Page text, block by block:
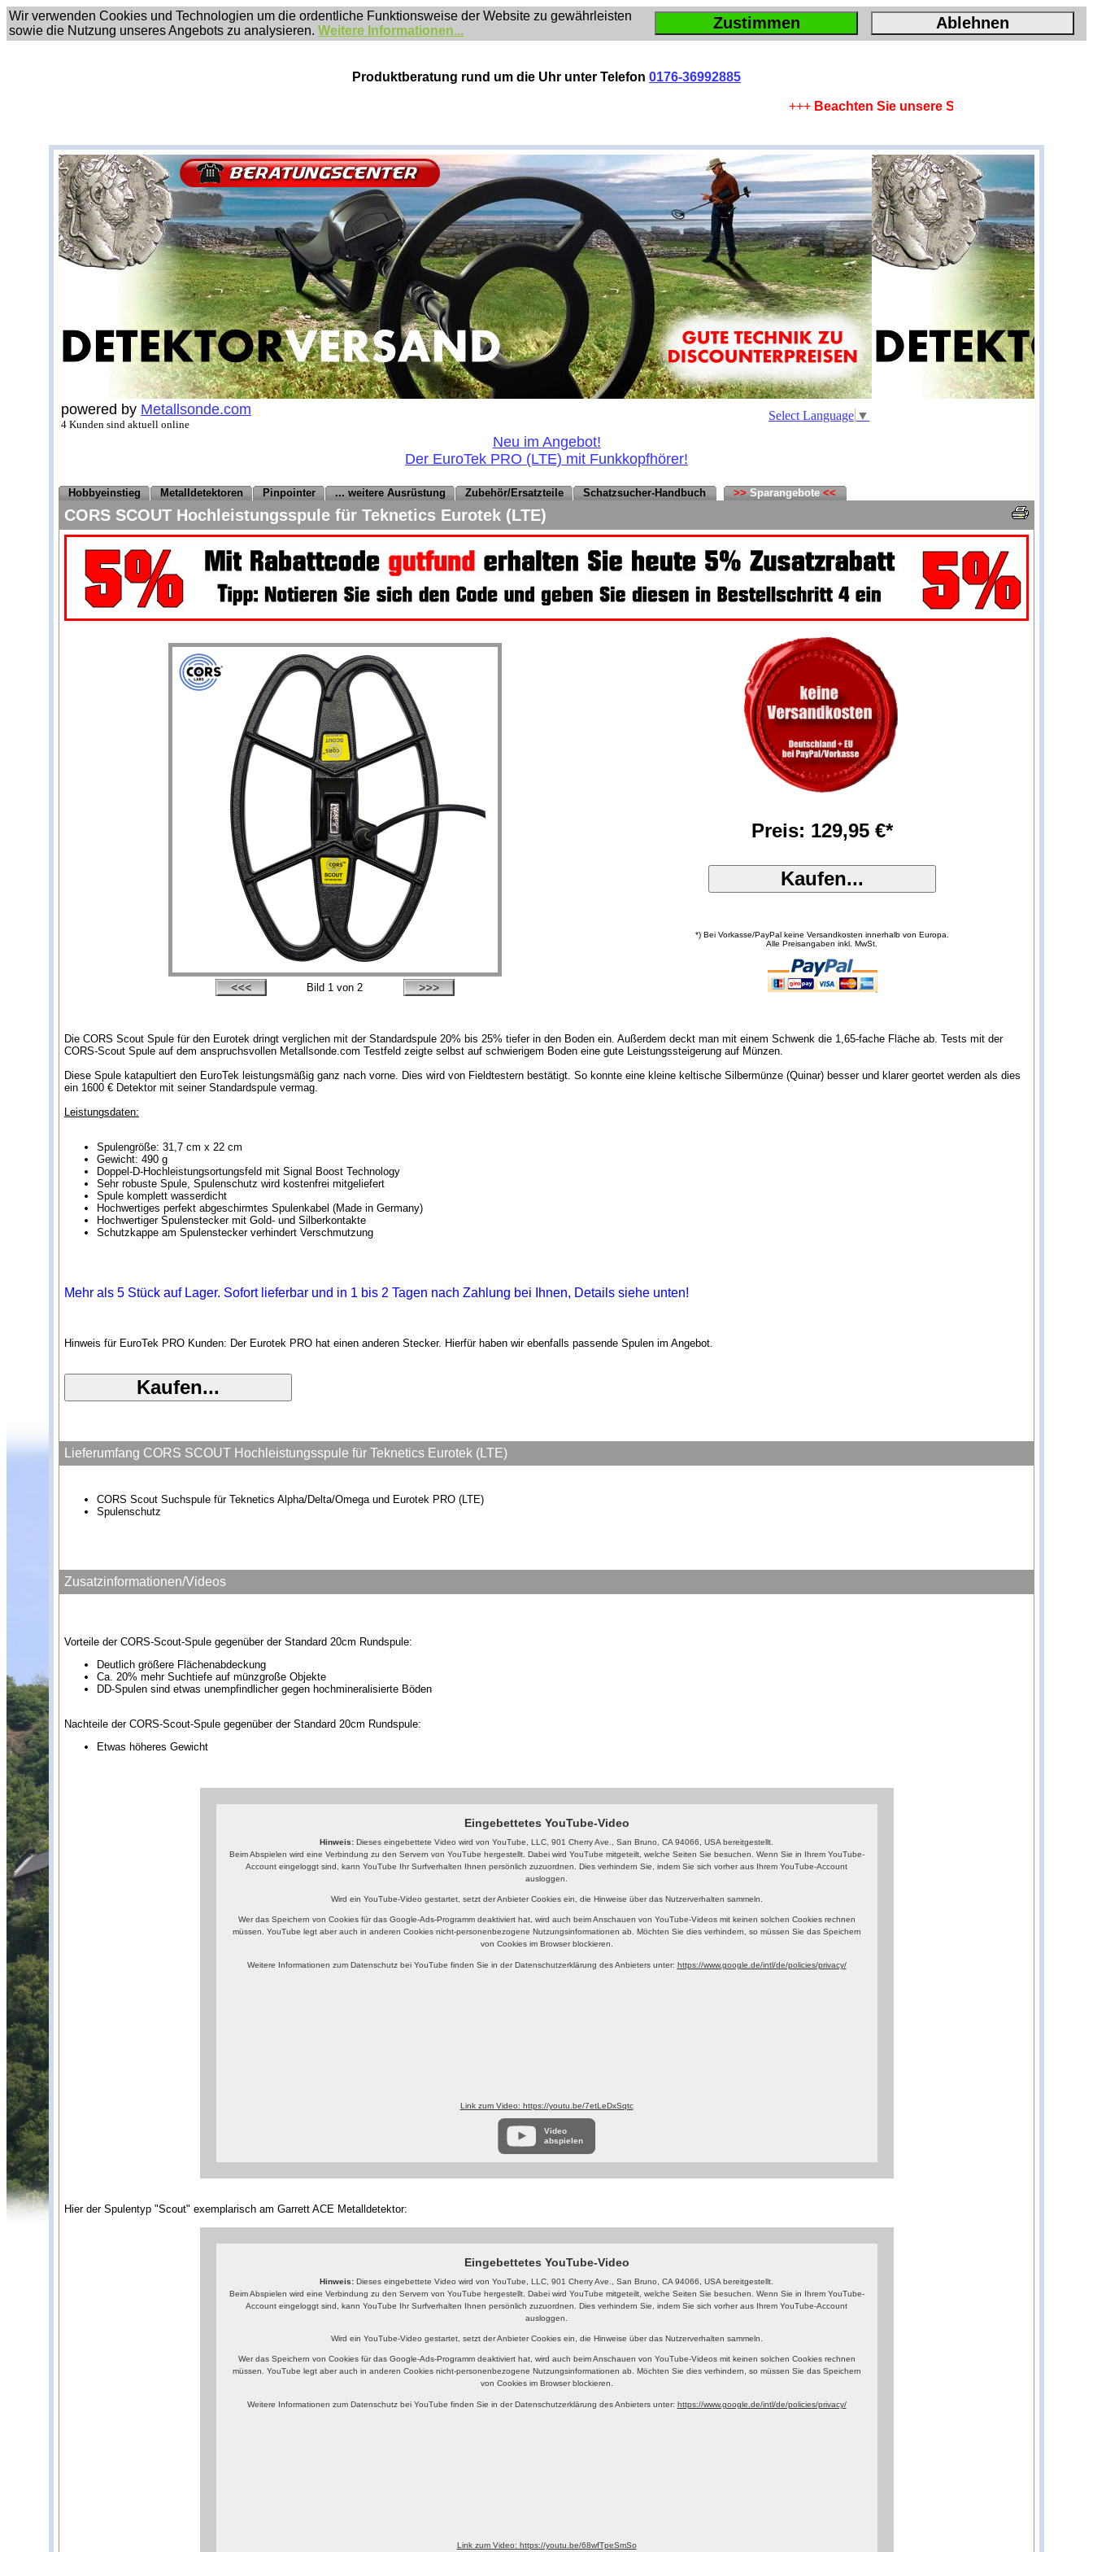
Wir verwenden Cookies und Technologien um die ordentliche Funktionsweise der Website zu gewährleisten
sowie die Nutzung unseres Angebots zu analysieren. Weitere Informationen... Zustimmen Ablehnen
Produktberatung rund um die Uhr unter Telefon 0176-36992885
Beachten Sie unsere Sparangebote !
powered by Metallsonde.com
4 Kunden sind aktuell online
Select Language ▼
Neu im Angebot!
Der EuroTek PRO (LTE) mit Funkkopfhörer!
Hobbyeinstieg Metalldetektoren Pinpointer ... weitere Ausrüstung Zubehör/Ersatzteile Schatzsucher-Handbuch >> Sparangebote <<
CORS SCOUT Hochleistungsspule für Teknetics Eurotek (LTE)
Bild 1 von 2
Preis: 129,95 €*
*) Bei Vorkasse/PayPal keine Versandkosten innerhalb von Europa.
Alle Preisangaben inkl. MwSt.
Die CORS Scout Spule für den Eurotek dringt verglichen mit der Standardspule 20% bis 25% tiefer in den Boden ein. Außerdem deckt man mit einem Schwenk die 1,65-fache Fläche ab. Tests mit der
CORS-Scout Spule auf dem anspruchsvollen Metallsonde.com Testfeld zeigte selbst auf schwierigem Boden eine gute Leistungssteigerung auf Münzen.
Diese Spule katapultiert den EuroTek leistungsmäßig ganz nach vorne. Dies wird von Fieldtestern bestätigt. So konnte eine kleine keltische Silbermünze (Quinar) besser und klarer geortet werden als dies
ein 1600 € Detektor mit seiner Standardspule vermag.
Leistungsdaten:
Spulengröße: 31,7 cm x 22 cm
Gewicht: 490 g
Doppel-D-Hochleistungsortungsfeld mit Signal Boost Technology
Sehr robuste Spule, Spulenschutz wird kostenfrei mitgeliefert
Spule komplett wasserdicht
Hochwertiges perfekt abgeschirmtes Spulenkabel (Made in Germany)
Hochwertiger Spulenstecker mit Gold- und Silberkontakte
Schutzkappe am Spulenstecker verhindert Verschmutzung
Mehr als 5 Stück auf Lager. Sofort lieferbar und in 1 bis 2 Tagen nach Zahlung bei Ihnen, Details siehe unten!
Hinweis für EuroTek PRO Kunden: Der Eurotek PRO hat einen anderen Stecker. Hierfür haben wir ebenfalls passende Spulen im Angebot.
Lieferumfang CORS SCOUT Hochleistungsspule für Teknetics Eurotek (LTE)
CORS Scout Suchspule für Teknetics Alpha/Delta/Omega und Eurotek PRO (LTE)
Spulenschutz
Zusatzinformationen/Videos
Vorteile der CORS-Scout-Spule gegenüber der Standard 20cm Rundspule:
Deutlich größere Flächenabdeckung
Ca. 20% mehr Suchtiefe auf münzgroße Objekte
DD-Spulen sind etwas unempfindlicher gegen hochmineralisierte Böden
Nachteile der CORS-Scout-Spule gegenüber der Standard 20cm Rundspule:
Etwas höheres Gewicht
Eingebettetes YouTube-Video
Hinweis: Dieses eingebettete Video wird von YouTube, LLC, 901 Cherry Ave., San Bruno, CA 94066, USA bereitgestellt.
Beim Abspielen wird eine Verbindung zu den Servern von YouTube hergestellt. Dabei wird YouTube mitgeteilt, welche Seiten Sie besuchen. Wenn Sie in Ihrem YouTube-
Account eingeloggt sind, kann YouTube Ihr Surfverhalten Ihnen persönlich zuzuordnen. Dies verhindern Sie, indem Sie sich vorher aus Ihrem YouTube-Account
ausloggen.
Wird ein YouTube-Video gestartet, setzt der Anbieter Cookies ein, die Hinweise über das Nutzerverhalten sammeln.
Wer das Speichern von Cookies für das Google-Ads-Programm deaktiviert hat, wird auch beim Anschauen von YouTube-Videos mit keinen solchen Cookies rechnen
müssen. YouTube legt aber auch in anderen Cookies nicht-personenbezogene Nutzungsinformationen ab. Möchten Sie dies verhindern, so müssen Sie das Speichern
von Cookies im Browser blockieren.
Weitere Informationen zum Datenschutz bei YouTube finden Sie in der Datenschutzerklärung des Anbieters unter: https://www.google.de/intl/de/policies/privacy/
Link zum Video: https://youtu.be/7etLeDxSqtc
Video
abspielen
Hier der Spulentyp "Scout" exemplarisch am Garrett ACE Metalldetektor:
Eingebettetes YouTube-Video
Hinweis: Dieses eingebettete Video wird von YouTube, LLC, 901 Cherry Ave., San Bruno, CA 94066, USA bereitgestellt.
Beim Abspielen wird eine Verbindung zu den Servern von YouTube hergestellt. Dabei wird YouTube mitgeteilt, welche Seiten Sie besuchen. Wenn Sie in Ihrem YouTube-
Account eingeloggt sind, kann YouTube Ihr Surfverhalten Ihnen persönlich zuzuordnen. Dies verhindern Sie, indem Sie sich vorher aus Ihrem YouTube-Account
ausloggen.
Wird ein YouTube-Video gestartet, setzt der Anbieter Cookies ein, die Hinweise über das Nutzerverhalten sammeln.
Wer das Speichern von Cookies für das Google-Ads-Programm deaktiviert hat, wird auch beim Anschauen von YouTube-Videos mit keinen solchen Cookies rechnen
müssen. YouTube legt aber auch in anderen Cookies nicht-personenbezogene Nutzungsinformationen ab. Möchten Sie dies verhindern, so müssen Sie das Speichern
von Cookies im Browser blockieren.
Weitere Informationen zum Datenschutz bei YouTube finden Sie in der Datenschutzerklärung des Anbieters unter: https://www.google.de/intl/de/policies/privacy/
Link zum Video: https://youtu.be/68wfTpeSmSo